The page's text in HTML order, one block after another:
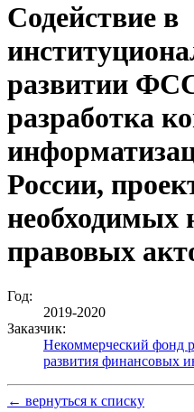
Содействие в
развитии
разработка
России,
необходимых
правовых
Год:
2019-2020
Заказчик:
Некоммерческий фонд
развития финансовых
← вернуться к списку